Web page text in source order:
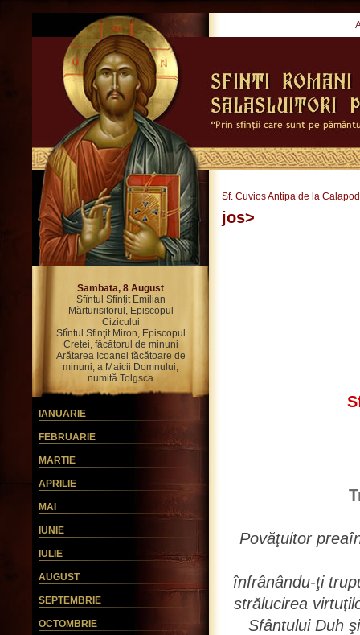
Sambata, 8 August
Sfîntul Sfinţit Emilian
Mărturisitorul, Episcopul
Cizicului
Sfîntul Sfinţit Miron, Episcopul
Cretei, făcătorul de minuni
Arătarea Icoanei făcătoare de
minuni, a Maicii Domnului,
numită Tolgsca
IANUARIE
FEBRUARIE
MARTIE
APRILIE
MAI
IUNIE
IULIE
AUGUST
SEPTEMBRIE
OCTOMBRIE
Sf. Cuvios Antipa de la
jos>
Povăţuitor
înfrânându-ţi
strălucirea
Sfântului Duh